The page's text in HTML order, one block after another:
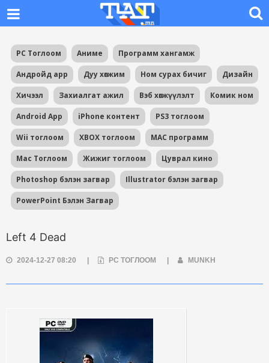
PC Тоглоом Аниме Программ хангамж
Андройд app Дуу хөгжим Ном сурах бичиг Дизайн
Хичээл Захиалгат ажил Вэб хөгжүүлэлт Комик ном
Android App iPhone контент PS3 тоглоом
Wii тоглоом XBOX тоглоом MAC программ
Mac Тоглоом Жижиг тоглоом Цуврал кино
Photoshop бэлэн загвар Illustrator бэлэн загвар
PowerPoint Бэлэн Загвар
Left 4 Dead
2024-12-27 08:20 PC ТОГЛООМ MUNKH